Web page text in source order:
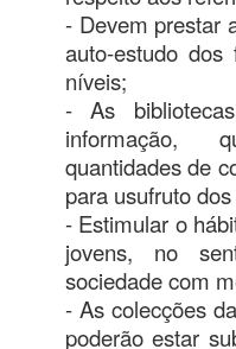
- Devem prestar
auto-estudo dos
níveis;
- As
informação,
quantidades de
para usufruto
- Estimular o
jovens, no
sociedade com
- As colecções
poderão estar